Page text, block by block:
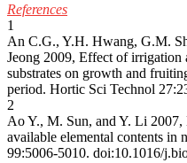
References
1
An C.G., Y.H. Hwang, G.M.
Jeong 2009, Effect of
substrates on growth and
period. Hortic Sci Technol
2
Ao Y., M. Sun, and Y. Li 2007,
available elemental contents in
99:5006-5010. doi:10.1016/